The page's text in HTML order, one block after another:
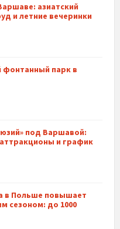
азиатский
и летние вечеринки
парк в
под Варшавой:
и график
в Польше повышает
сезоном: до 1000